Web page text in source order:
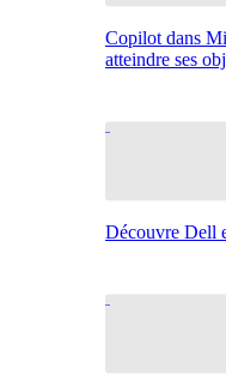
Copilot dans
atteindre ses
Découvre Dell